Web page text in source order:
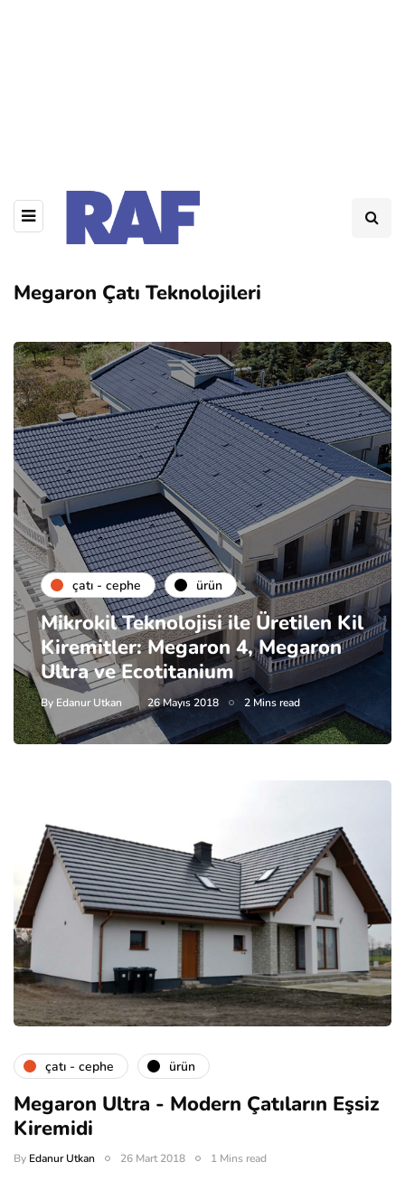
Megaron Çatı Teknolojileri
çatı - cephe ürün
Mikrokil Teknolojisi ile Üretilen Kil
Kiremitler: Megaron 4, Megaron
Ultra ve Ecotitanium
By Edanur Utkan 26 Mayıs 2018 2 Mins read
çatı - cephe ürün
Megaron Ultra - Modern Çatıların Eşsiz
Kiremidi
By Edanur Utkan 26 Mart 2018 1 Mins read